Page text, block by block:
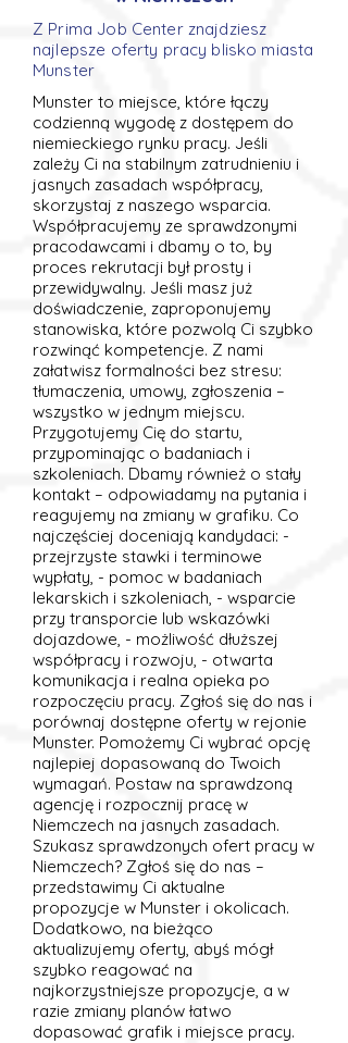
Z Prima Job Center znajdziesz
najlepsze oferty pracy blisko miasta
Munster
Munster to miejsce, które łączy
codzienną wygodę z dostępem do
niemieckiego rynku pracy. Jeśli
zależy Ci na stabilnym zatrudnieniu i
jasnych zasadach współpracy,
skorzystaj z naszego wsparcia.
Współpracujemy ze sprawdzonymi
pracodawcami i dbamy o to, by
proces rekrutacji był prosty i
przewidywalny. Jeśli masz już
doświadczenie, zaproponujemy
stanowiska, które pozwolą Ci szybko
rozwinąć kompetencje. Z nami
załatwisz formalności bez stresu:
tłumaczenia, umowy, zgłoszenia –
wszystko w jednym miejscu.
Przygotujemy Cię do startu,
przypominając o badaniach i
szkoleniach. Dbamy również o stały
kontakt – odpowiadamy na pytania i
reagujemy na zmiany w grafiku. Co
najczęściej doceniają kandydaci: -
przejrzyste stawki i terminowe
wypłaty, - pomoc w badaniach
lekarskich i szkoleniach, - wsparcie
przy transporcie lub wskazówki
dojazdowe, - możliwość dłuższej
współpracy i rozwoju, - otwarta
komunikacja i realna opieka po
rozpoczęciu pracy. Zgłoś się do nas i
porównaj dostępne oferty w rejonie
Munster. Pomożemy Ci wybrać opcję
najlepiej dopasowaną do Twoich
wymagań. Postaw na sprawdzoną
agencję i rozpocznij pracę w
Niemczech na jasnych zasadach.
Szukasz sprawdzonych ofert pracy w
Niemczech? Zgłoś się do nas –
przedstawimy Ci aktualne
propozycje w Munster i okolicach.
Dodatkowo, na bieżąco
aktualizujemy oferty, abyś mógł
szybko reagować na
najkorzystniejsze propozycje, a w
razie zmiany planów łatwo
dopasować grafik i miejsce pracy.